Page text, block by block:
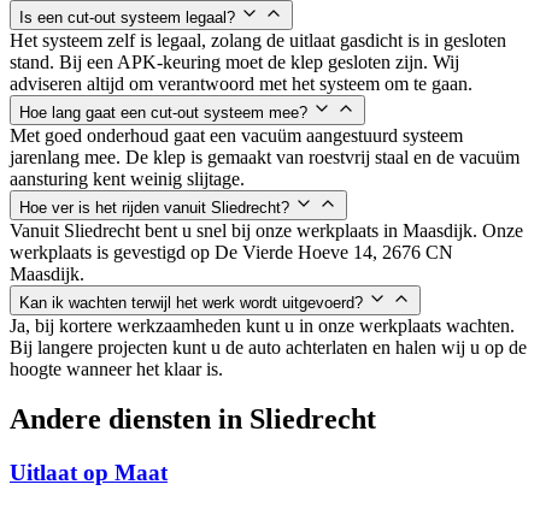
Is een cut-out systeem legaal?
Het systeem zelf is legaal, zolang de uitlaat gasdicht is in gesloten
stand. Bij een APK-keuring moet de klep gesloten zijn. Wij
adviseren altijd om verantwoord met het systeem om te gaan.
Hoe lang gaat een cut-out systeem mee?
Met goed onderhoud gaat een vacuüm aangestuurd systeem
jarenlang mee. De klep is gemaakt van roestvrij staal en de vacuüm
aansturing kent weinig slijtage.
Hoe ver is het rijden vanuit Sliedrecht?
Vanuit Sliedrecht bent u snel bij onze werkplaats in Maasdijk. Onze
werkplaats is gevestigd op De Vierde Hoeve 14, 2676 CN
Maasdijk.
Kan ik wachten terwijl het werk wordt uitgevoerd?
Ja, bij kortere werkzaamheden kunt u in onze werkplaats wachten.
Bij langere projecten kunt u de auto achterlaten en halen wij u op de
hoogte wanneer het klaar is.
Andere diensten in Sliedrecht
Uitlaat op Maat